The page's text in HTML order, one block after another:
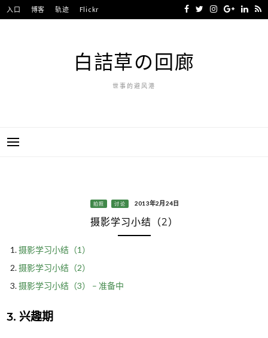
Skip
to
入口 博客 轨迹 Flickr
白詰草の回廊
世事的避风港
拍照 讨论 2013年2月24日
摄影学习小结（2）
摄影学习小结（1）
摄影学习小结（2）
摄影学习小结（3） – 准备中
3. 兴趣期